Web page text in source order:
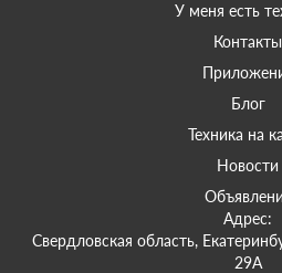
У меня есть
Контакты
Блог
Техника на
Новости
Адрес:
Свердловская область,
29А